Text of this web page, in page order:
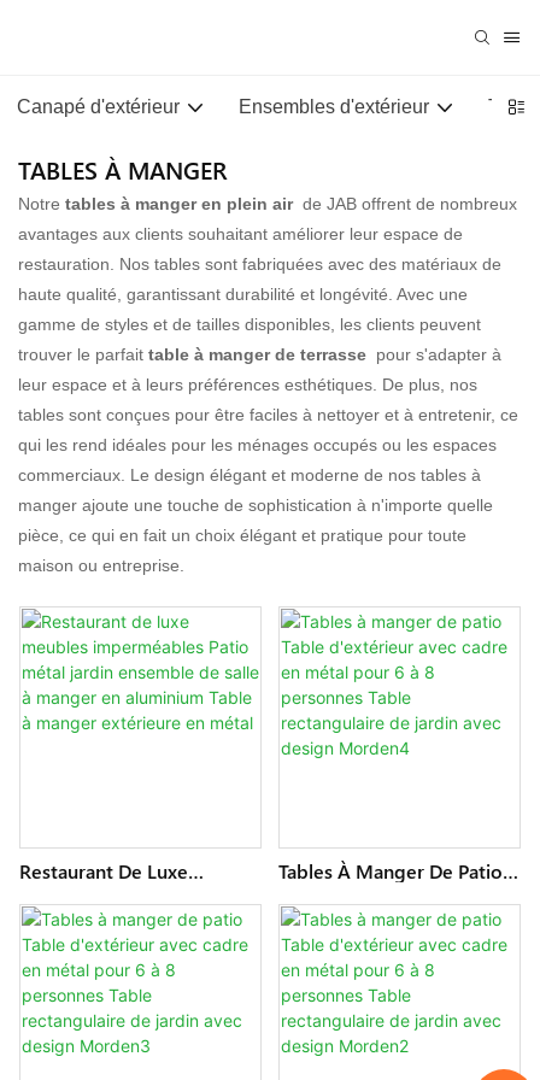
Canapé d'extérieur Ensembles d'extérieur
TABLES À MANGER
Notre tables à manger en plein air de JAB offrent de nombreux
avantages aux clients souhaitant améliorer leur espace de
restauration. Nos tables sont fabriquées avec des matériaux de
haute qualité, garantissant durabilité et longévité. Avec une
gamme de styles et de tailles disponibles, les clients peuvent
trouver le parfait table à manger de terrasse pour s'adapter à
leur espace et à leurs préférences esthétiques. De plus, nos
tables sont conçues pour être faciles à nettoyer et à entretenir, ce
qui les rend idéales pour les ménages occupés ou les espaces
commerciaux. Le design élégant et moderne de nos tables à
manger ajoute une touche de sophistication à n'importe quelle
pièce, ce qui en fait un choix élégant et pratique pour toute
maison ou entreprise.
Restaurant De Luxe
Patio Métal Jardin
Ensemble De Salle À
Manger En Aluminium
Table À Manger Extérieure
En Métal
Tables À Manger De Patio
Cadre En Métal Pour 6 À 8
Personnes Table
Rectangulaire De Jardin
Avec Design Morden4